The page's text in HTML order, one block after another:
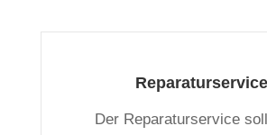
Reparaturservice
Der Reparaturservice